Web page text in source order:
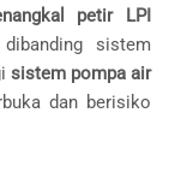
petir LPI
sistem
sistem pompa air
dan berisiko